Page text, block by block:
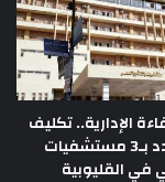
الإدارية.. تكليف
مديرين جدد بـ3 مستشفيات
في القليوبية